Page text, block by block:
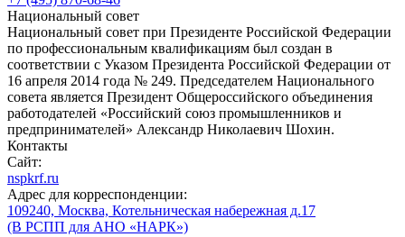
Национальный совет
Национальный совет при Президенте Российской Федерации
по профессиональным квалификациям был создан в
соответствии с Указом Президента Российской Федерации от
16 апреля 2014 года № 249. Председателем Национального
совета является Президент Общероссийского объединения
работодателей «Российский союз промышленников и
предпринимателей» Александр Николаевич Шохин.
Контакты
Сайт:
nspkrf.ru
Адрес для корреспонденции:
109240, Москва, Котельническая набережная д.17
(В РСПП для АНО «НАРК»)